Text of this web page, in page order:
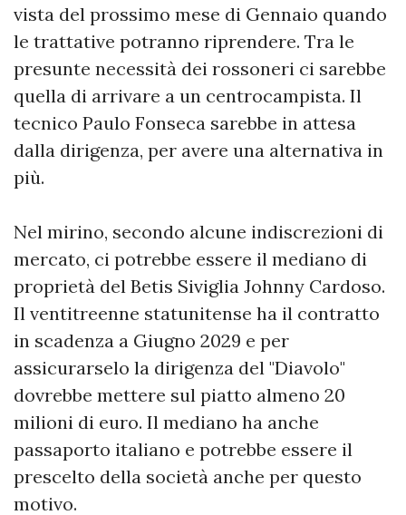
vista del prossimo mese di Gennaio quando
le trattative potranno riprendere. Tra le
presunte necessità dei rossoneri ci sarebbe
quella di arrivare a un centrocampista. Il
tecnico Paulo Fonseca sarebbe in attesa
dalla dirigenza, per avere una alternativa in
più.
Nel mirino, secondo alcune indiscrezioni di
mercato, ci potrebbe essere il mediano di
proprietà del Betis Siviglia Johnny Cardoso.
Il ventitreenne statunitense ha il contratto
in scadenza a Giugno 2029 e per
assicurarselo la dirigenza del "Diavolo"
dovrebbe mettere sul piatto almeno 20
milioni di euro. Il mediano ha anche
passaporto italiano e potrebbe essere il
prescelto della società anche per questo
motivo.